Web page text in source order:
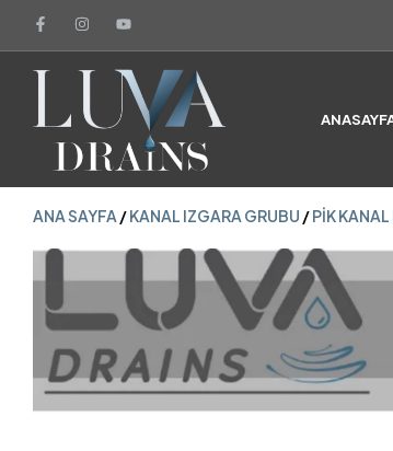
ANA SAYFA/KANAL IZGARA GRUBU/PIK
ANA SAYFA /KANAL IZGARA GRUBU /PIK